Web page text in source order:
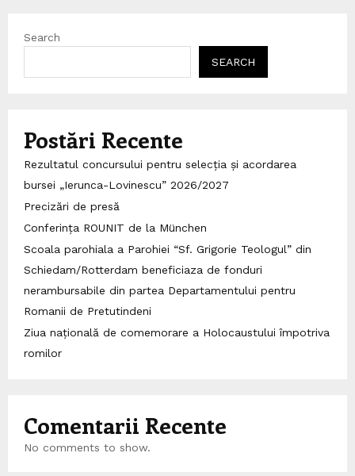
Search
SEARCH
Postări Recente
Rezultatul concursului pentru selecția și acordarea
bursei „Ierunca-Lovinescu” 2026/2027
Precizări de presă
Conferința ROUNIT de la München
Scoala parohiala a Parohiei “Sf. Grigorie Teologul” din
Schiedam/Rotterdam beneficiaza de fonduri
nerambursabile din partea Departamentului pentru
Romanii de Pretutindeni
Ziua națională de comemorare a Holocaustului împotriva
romilor
Comentarii Recente
No comments to show.